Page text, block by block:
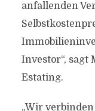
anfallenden
Investor“, sagt
Estating.
„Wir